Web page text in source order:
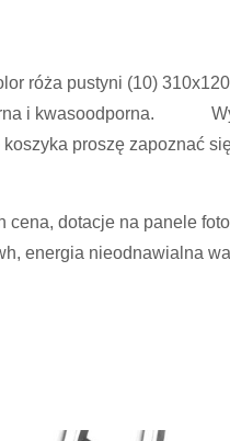
róża pustyni (10)
i kwasoodporna.
proszę zapoznać
cena, dotacje na panele
energia nieodnawialna